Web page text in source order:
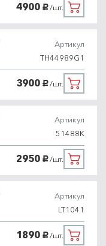
4900 руб./шт.
Артикул
TH44989G1
3900 руб./шт.
Артикул
51488K
2950 руб./шт.
Артикул
LT1041
1890 руб./шт.